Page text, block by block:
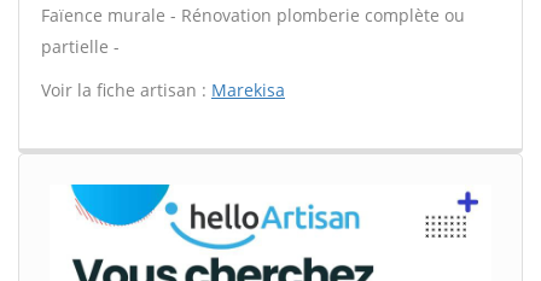
Faïence murale - Rénovation plomberie complète ou
partielle -
Voir la fiche artisan : Marekisa